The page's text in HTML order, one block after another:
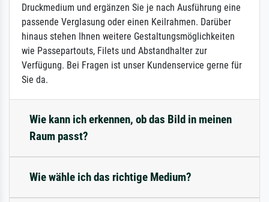
Druckmedium und ergänzen Sie je nach Ausführung eine
passende Verglasung oder einen Keilrahmen. Darüber
hinaus stehen Ihnen weitere Gestaltungsmöglichkeiten
wie Passepartouts, Filets und Abstandhalter zur
Verfügung. Bei Fragen ist unser Kundenservice gerne für
Sie da.
Wie kann ich erkennen, ob das Bild in meinen
Raum passt?
Wie wähle ich das richtige Medium?